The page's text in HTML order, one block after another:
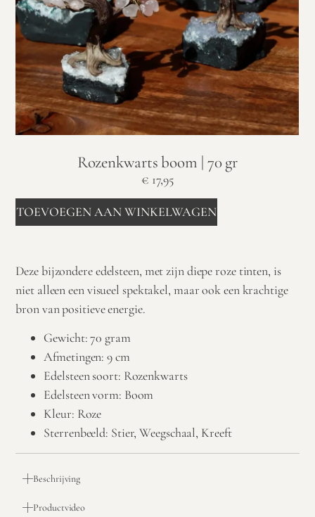
Rozenkwarts boom | 70 gr
€ 17,95
TOEVOEGEN AAN WINKELWAGEN
Deze bijzondere edelsteen, met zijn diepe roze tinten, is
niet alleen een visueel spektakel, maar ook een krachtige
bron van positieve energie.
Gewicht: 70 gram
Afmetingen: 9 cm
Edelsteen soort: Rozenkwarts
Edelsteen vorm: Boom
Kleur: Roze
Sterrenbeeld: Stier, Weegschaal, Kreeft
Beschrijving
Productvideo